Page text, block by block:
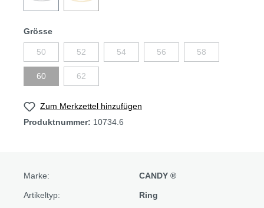
Grösse
50 52 54 56 58
60 62
Zum Merkzettel hinzufügen
Produktnummer: 10734.6
Marke: CANDY ®
Artikeltyp: Ring